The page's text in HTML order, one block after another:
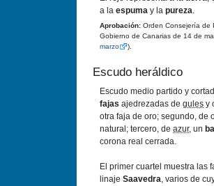
a la espuma y la pureza.
Aprobación: Orden Consejería de
Gobierno de Canarias de 14 de
marzo
).
Escudo heráldico
Escudo medio partido y
fajas ajedrezadas de gules y
otra faja de oro; segundo, de
natural; tercero, de azur, un
corona real cerrada.
El primer cuartel muestra las
linaje Saavedra, varios de